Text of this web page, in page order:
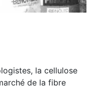
la cellulose
de la fibre